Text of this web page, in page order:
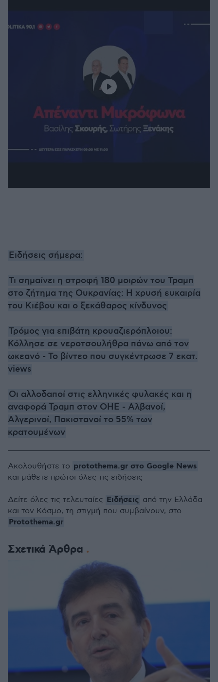
Ειδήσεις σήμερα:
Τι σημαίνει η στροφή 180 μοιρών του Τραμπ
στο ζήτημα της Ουκρανίας: Η χρυσή ευκαιρία
του Κιέβου και ο ξεκάθαρος κίνδυνος
Τρόμος για επιβάτη κρουαζιερόπλοιου:
Κόλλησε σε νεροτσουλήθρα πάνω από τον
ωκεανό - Το βίντεο που συγκέντρωσε 7 εκατ.
views
Οι αλλοδαποί στις ελληνικές φυλακές και η
αναφορά Τραμπ στον ΟΗΕ - Αλβανοί,
Αλγερινοί, Πακιστανοί το 55% των
κρατουμένων
Σχετικά Άρθρα
Ακολουθήστε το protothema.gr στο Google News
και μάθετε πρώτοι όλες τις ειδήσεις
Δείτε όλες τις τελευταίες Ειδήσεις από την Ελλάδα
και τον Κόσμο, τη στιγμή που συμβαίνουν, στο
Protothema.gr